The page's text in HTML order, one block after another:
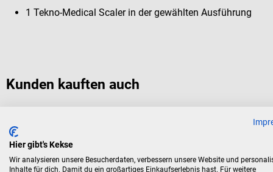
1 Tekno-Medical Scaler in der gewählten Ausführung
Kunden kauften auch
Tekno-Medical
Scaler
Hier gibt's Kekse
Wir analysieren unsere Besucherdaten, verbessern unsere Website und
Inhalte für dich. Damit du ein großartiges Einkaufserlebnis hast. Für weitere